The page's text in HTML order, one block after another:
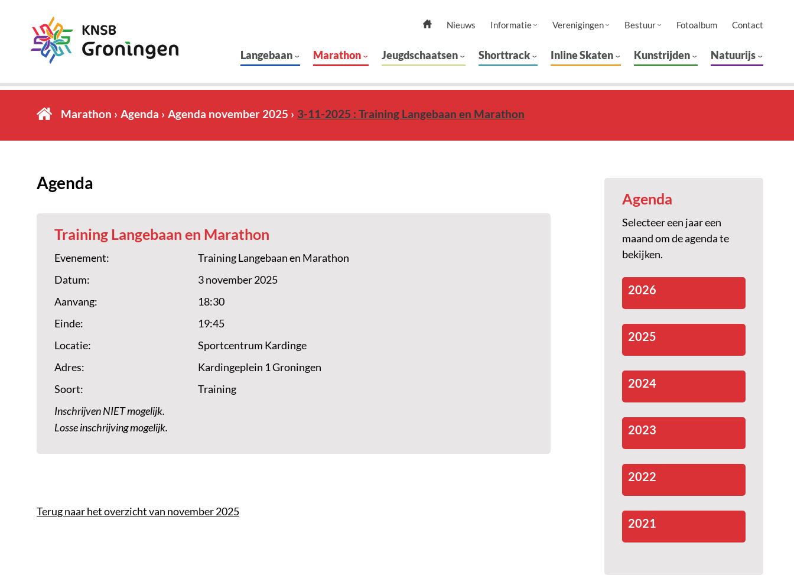
Nieuws Informatie Verenigingen Bestuur Fotoalbum Contact
Langebaan Marathon Jeugdschaatsen Shorttrack Inline Skaten Kunstrijden Natuurijs
Marathon Agenda Agenda november 2025 3-11-2025 : Training Langebaan en Marathon
Agenda
Training Langebaan en Marathon
Evenement:
Training Langebaan en Marathon
Datum:
3 november 2025
Aanvang:
18:30
Einde:
19:45
Locatie:
Sportcentrum Kardinge
Adres:
Kardingeplein 1 Groningen
Soort:
Training
Inschrijven NIET mogelijk.
Losse inschrijving mogelijk.
Terug naar het overzicht van november 2025
Agenda
Selecteer een jaar een
maand om de agenda te
bekijken.
2026
2025
2024
2023
2022
2021